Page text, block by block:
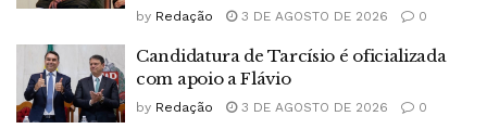
by Redação 3 DE AGOSTO DE 2026 0
Candidatura de Tarcísio é oficializada
com apoio a Flávio
by Redação 3 DE AGOSTO DE 2026 0